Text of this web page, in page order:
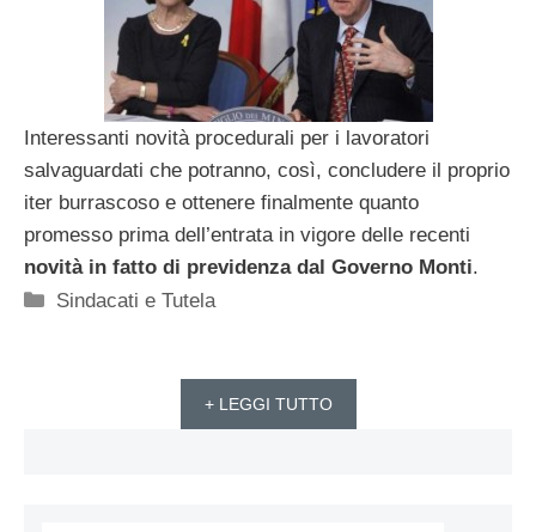
Interessanti novità procedurali per i lavoratori
salvaguardati che potranno, così, concludere il proprio
iter burrascoso e ottenere finalmente quanto
promesso prima dell’entrata in vigore delle recenti
novità in fatto di previdenza dal Governo Monti.
Categorie
Sindacati e Tutela
+ LEGGI TUTTO